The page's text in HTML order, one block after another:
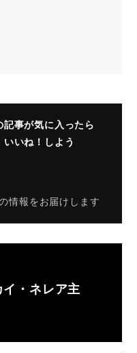
記事が気に入ったら
いいね！しよう
情報をお届けします
イ・ネレア主